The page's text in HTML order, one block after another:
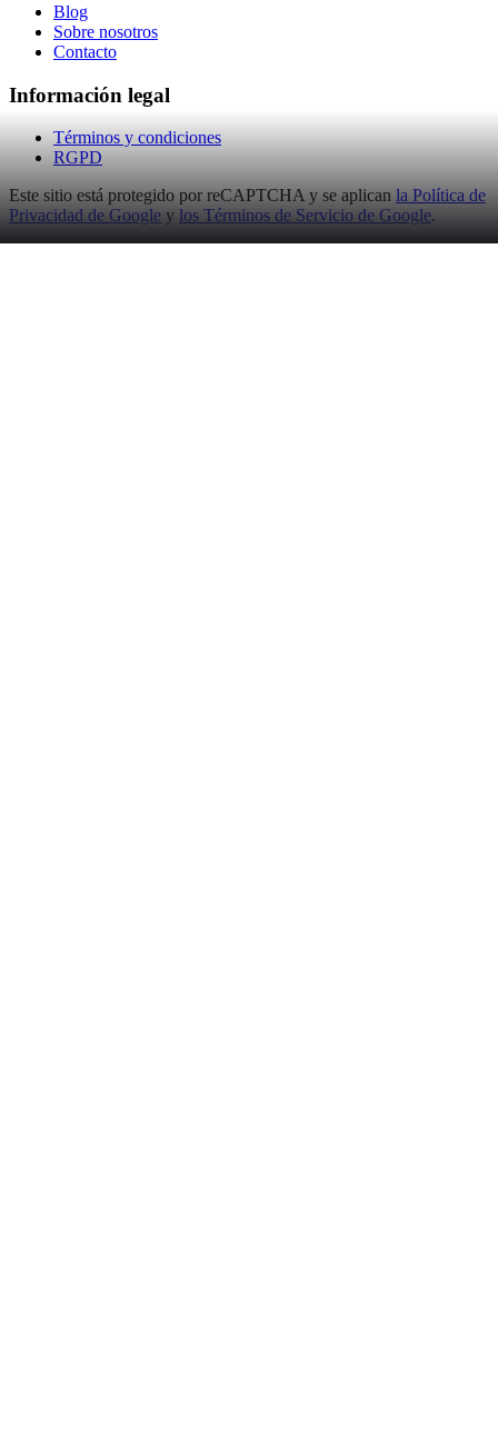
Blog
Sobre nosotros
Contacto
Información legal
Términos y condiciones
RGPD
Este sitio está protegido por reCAPTCHA y se aplican la Política de
Privacidad de Google y los Términos de Servicio de Google.